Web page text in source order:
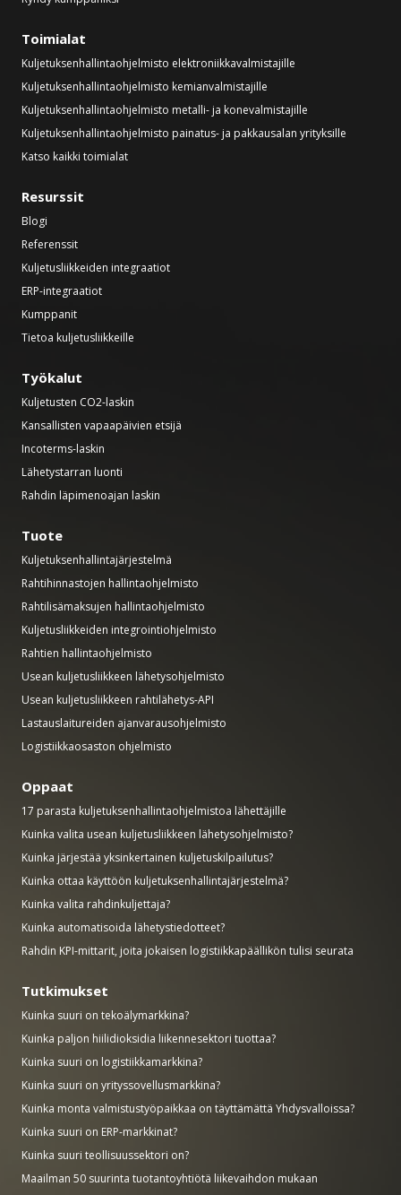
Toimialat
Kuljetuksenhallintaohjelmisto elektroniikkavalmistajille
Kuljetuksenhallintaohjelmisto kemianvalmistajille
Kuljetuksenhallintaohjelmisto metalli- ja konevalmistajille
Kuljetuksenhallintaohjelmisto painatus- ja pakkausalan yrityksille
Katso kaikki toimialat
Resurssit
Blogi
Referenssit
Kuljetusliikkeiden integraatiot
ERP-integraatiot
Kumppanit
Tietoa kuljetusliikkeille
Työkalut
Kuljetusten CO2-laskin
Kansallisten vapaapäivien etsijä
Incoterms-laskin
Lähetystarran luonti
Rahdin läpimenoajan laskin
Tuote
Kuljetuksenhallintajärjestelmä
Rahtihinnastojen hallintaohjelmisto
Rahtilisämaksujen hallintaohjelmisto
Kuljetusliikkeiden integrointiohjelmisto
Rahtien hallintaohjelmisto
Usean kuljetusliikkeen lähetysohjelmisto
Usean kuljetusliikkeen rahtilähetys-API
Lastauslaitureiden ajanvarausohjelmisto
Logistiikkaosaston ohjelmisto
Oppaat
17 parasta kuljetuksenhallintaohjelmistoa lähettäjille
Kuinka valita usean kuljetusliikkeen lähetysohjelmisto?
Kuinka järjestää yksinkertainen kuljetuskilpailutus?
Kuinka ottaa käyttöön kuljetuksenhallintajärjestelmä?
Kuinka valita rahdinkuljettaja?
Kuinka automatisoida lähetystiedotteet?
Rahdin KPI-mittarit, joita jokaisen logistiikkapäällikön tulisi seurata
Tutkimukset
Kuinka suuri on tekoälymarkkina?
Kuinka paljon hiilidioksidia liikennesektori tuottaa?
Kuinka suuri on logistiikkamarkkina?
Kuinka suuri on yrityssovellusmarkkina?
Kuinka monta valmistustyöpaikkaa on täyttämättä Yhdysvalloissa?
Kuinka suuri on ERP-markkinat?
Kuinka suuri teollisuussektori on?
Maailman 50 suurinta tuotantoyhtiötä liikevaihdon mukaan